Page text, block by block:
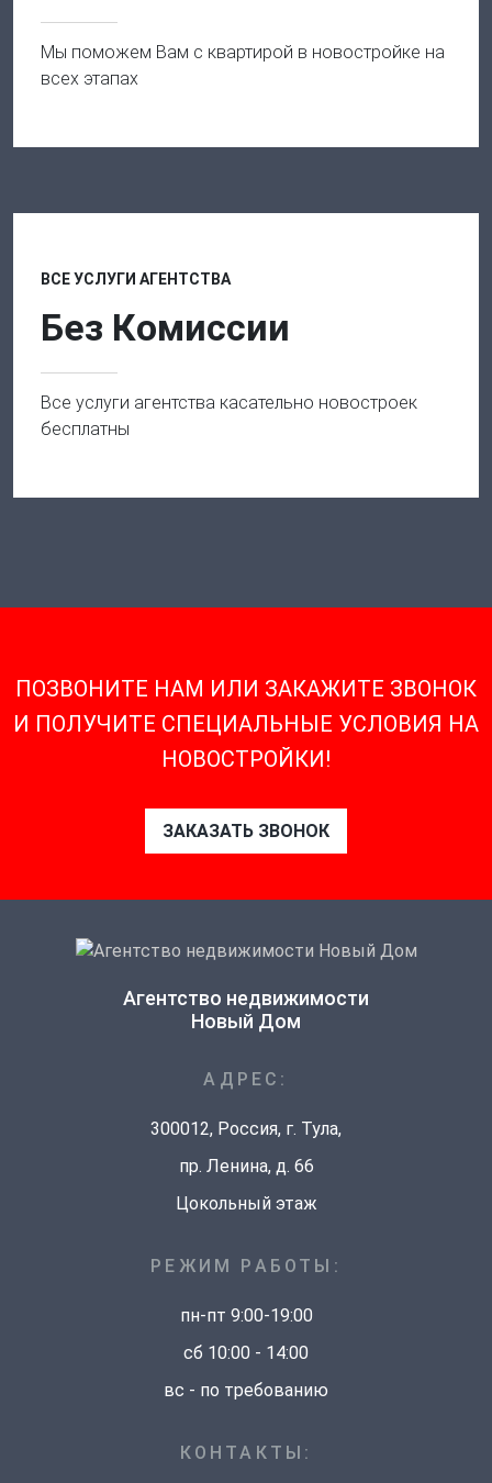
Мы поможем Вам с квартирой в новостройке на
всех этапах
ВСЕ УСЛУГИ АГЕНТСТВА
Без Комиссии
Все услуги агентства касательно новостроек
бесплатны
ПОЗВОНИТЕ НАМ ИЛИ ЗАКАЖИТЕ ЗВОНОК
И ПОЛУЧИТЕ СПЕЦИАЛЬНЫЕ УСЛОВИЯ НА
НОВОСТРОЙКИ!
ЗАКАЗАТЬ ЗВОНОК
Агентство недвижимости
Новый Дом
АДРЕС:
300012, Россия, г. Тула,
пр. Ленина, д. 66
Цокольный этаж
РЕЖИМ РАБОТЫ:
пн-пт 9:00-19:00
сб 10:00 - 14:00
вс - по требованию
КОНТАКТЫ: